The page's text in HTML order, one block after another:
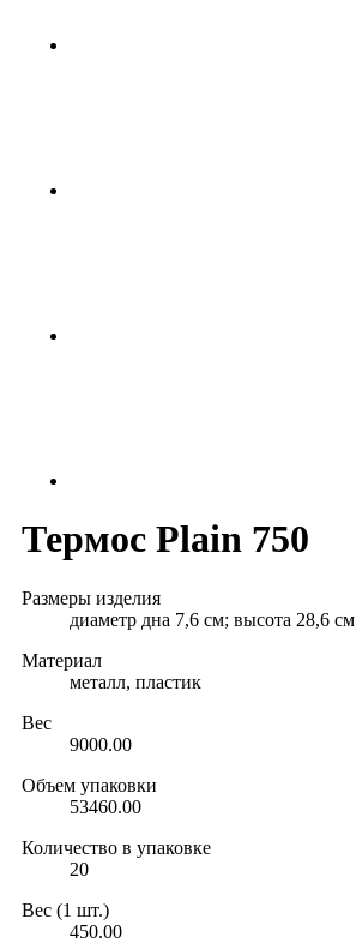
Термос Plain 750
Размеры изделия
диаметр дна 7,6 см; высота 28,6 см
Материал
металл, пластик
Вес
9000.00
Объем упаковки
53460.00
Количество в упаковке
20
Вес (1 шт.)
450.00